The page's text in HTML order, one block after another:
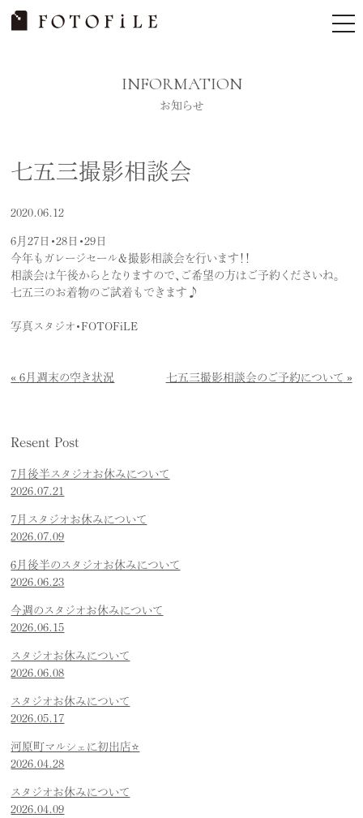
Skip
INFORMATION
お知らせ
七五三撮影相談会
2020.06.12
6月27日・28日・29日
今年もガレージセール＆撮影相談会を行います！！
相談会は午後からとなりますので、ご希望の方はご予約くださいね。
七五三のお着物のご試着もできます♪
写真スタジオ・FOTOFiLE
6月週末の空き状況 七五三撮影相談会のご予約について
Resent Post
7月後半スタジオお休みについて
2026.07.21
7月スタジオお休みについて
2026.07.09
6月後半のスタジオお休みについて
2026.06.23
今週のスタジオお休みについて
2026.06.15
スタジオお休みについて
2026.06.08
スタジオお休みについて
2026.05.17
河原町マルシェに初出店⭐️
2026.04.28
スタジオお休みについて
2026.04.09